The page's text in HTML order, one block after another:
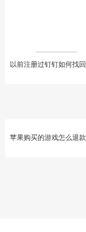
以前注册过钉钉如何找回
苹果购买的游戏怎么退款